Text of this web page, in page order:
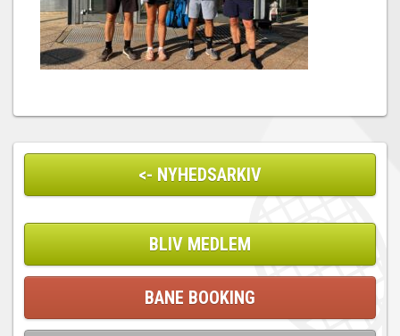
<- NYHEDSARKIV
BLIV MEDLEM
BANE BOOKING